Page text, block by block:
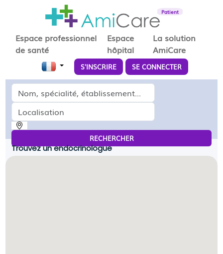
Patient
Espace professionnel
de santé
Espace
hôpital
La solution
AmiCare
S'INSCRIRE SE CONNECTER
Médecin, spécialité, établissement...
Localisation
RECHERCHER
Trouvez un endocrinologue